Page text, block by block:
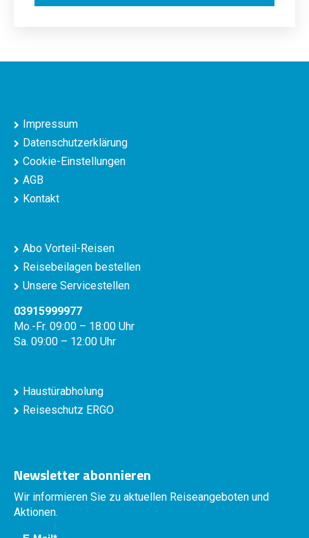
Impressum
Datenschutzerklärung
Cookie-Einstellungen
AGB
Kontakt
Abo Vorteil-Reisen
Reisebeilagen bestellen
Unsere Servicestellen
03915999977
Mo.-Fr. 09:00 – 18:00 Uhr
Sa. 09:00 – 12:00 Uhr
Haustürabholung
Reiseschutz ERGO
Newsletter abonnieren
Wir informieren Sie zu aktuellen Reiseangeboten und
Aktionen.